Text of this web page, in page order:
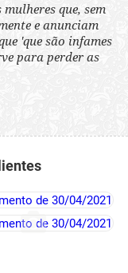
que, sem
e anunciam
'que são infames
para perder as